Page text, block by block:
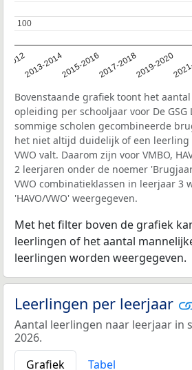
20122013-20142015-20162017-20182019-2020
100
100
Bovenstaande grafiek toont het
opleiding per schooljaar voor De GSG
sommige scholen gecombineerde
het niet altijd duidelijk of een leerling
VWO valt. Daarom zijn voor VMBO,
2 leerjaren onder de noemer
VWO combinatieklassen in leerjaar 3
'HAVO/VWO' weergegeven.
Met het filter boven de grafiek
leerlingen of het aantal
leerlingen worden weergegeven.
Leerlingen per leerjaar
Aantal leerlingen naar leerjaar in
2026.
Grafiek
Tabel